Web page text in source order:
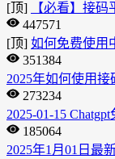
[顶]
【必看】接
447571
[顶] 如何免费使用
351384
2025年如何使用
273234
2025-01-15
185064
2025年1月01日最